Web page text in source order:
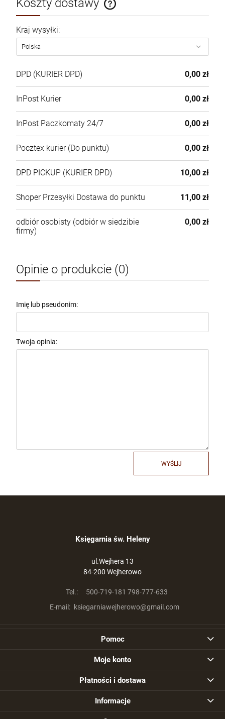
SZ410
410,00 zł
RÓŻANIEC BURSZTYNOWY NA SZNURKU
490,00 zł
szt.
DO KOSZYKA
1 590,00 zł
Koszty dostawy
Cena nie zawiera ewentualnych kosztów płatności
Kraj wysyłki:
DPD (KURIER DPD) 0,00 zł
InPost Kurier 0,00 zł
InPost Paczkomaty 24/7 0,00 zł
Pocztex kurier(Do punktu) 0,00 zł
DPD PICKUP (KURIER DPD) 10,00 zł
Shoper Przesyłki Dostawa do punktu 11,00 zł
odbiór osobisty (odbiór w siedzibie
firmy)
0,00 zł
Opinie o produkcie (0)
Imię lub pseudonim:
Twoja opinia:
WYŚLIJ
Księgarnia św. Heleny
ul.Wejhera 13
84-200 Wejherowo
Tel.:
500-719-181 798-777-633
E-mail: ksiegarniawejherowo@gmail.com
Pomoc
Moje konto
Płatności i dostawa
Informacje